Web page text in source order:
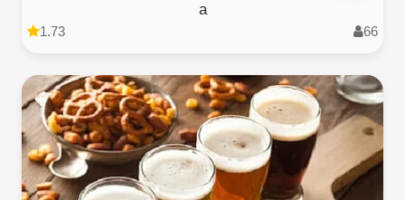
a
1.73 66